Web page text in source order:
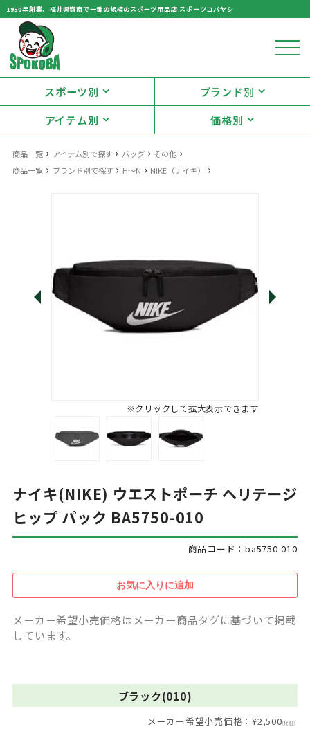
1950年創業、福井県嶺南で一番の規模のスポーツ用品店 スポーツコバヤシ
スポーツ別
ブランド別
アイテム別
価格別
商品一覧 › アイテム別で探す› バッグ› その他›
商品一覧 › ブランド別で探す› H～N › NIKE（ナイキ） ›
※クリックして拡大表示できます
ナイキ(NIKE) ウエストポーチ ヘリテージ
ヒップ パック BA5750-010
商品コード：ba5750-010
メーカー希望小売価格はメーカー商品タグに基づいて掲載
しています。
ブラック(010)
メーカー希望小売価格：¥2,500(税別)